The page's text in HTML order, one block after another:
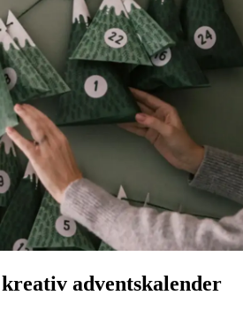
kreativ adventskalender